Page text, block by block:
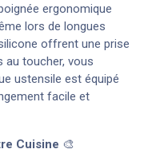
ergonomique
lors de longues
offrent une prise
au toucher, vous
ustensile est équipé
facile et
Cuisine 🎨